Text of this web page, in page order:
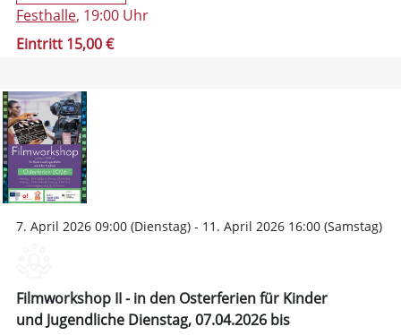
Festhalle, 19:00 Uhr
Eintritt 15,00 €
7. April 2026 09:00 (Dienstag) - 11. April 2026 16:00 (Samstag)
Filmworkshop II - in den Osterferien für Kinder
und Jugendliche Dienstag, 07.04.2026 bis